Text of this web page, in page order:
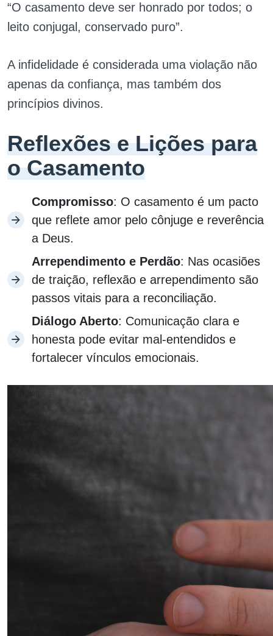
“O casamento deve ser honrado por todos; o
leito conjugal, conservado puro”.
A infidelidade é considerada uma violação não
apenas da confiança, mas também dos
princípios divinos.
Reflexões e Lições para
o Casamento
Compromisso: O casamento é um pacto
que reflete amor pelo cônjuge e reverência
a Deus.
Arrependimento e Perdão: Nas ocasiões
de traição, reflexão e arrependimento são
passos vitais para a reconciliação.
Diálogo Aberto: Comunicação clara e
honesta pode evitar mal-entendidos e
fortalecer vínculos emocionais.